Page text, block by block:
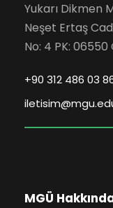
Yukarı Dikmen
Neşet Ertaş
No: 4 PK:
+90 312 486 03
MGÜ